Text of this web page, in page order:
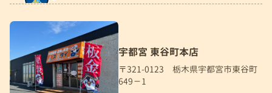
宇都宮 東谷町本店
〒321-0123 栃木県宇都宮市東谷町
649－1